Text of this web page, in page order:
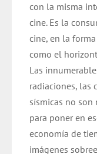
con la misma
cine. Es la
cine, en la
como el
Las
radiaciones, las
sísmicas no son
para poner en
economía de
imágenes